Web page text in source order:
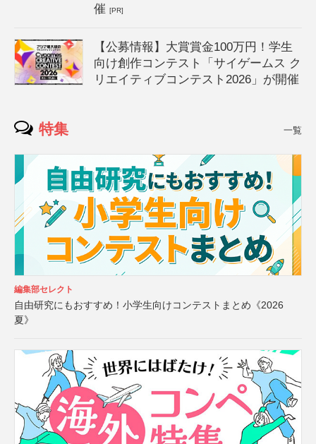
催[PR]
【公募情報】大賞賞金100万円！学生
向け創作コンテスト「サイゲームス ク
リエイティブコンテスト2026」が開催
特集 一覧
編集部セレクト
自由研究にもおすすめ！小学生向けコンテストまとめ《2026
夏》